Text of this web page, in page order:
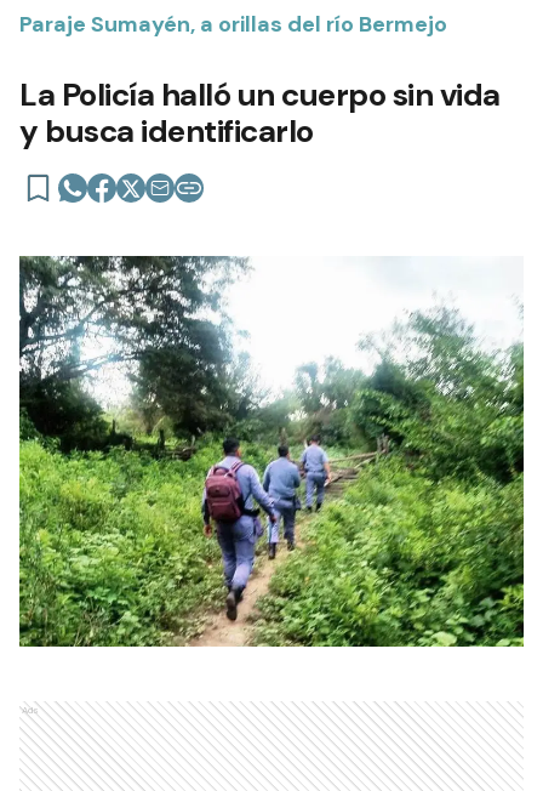
Paraje Sumayén, a orillas del río Bermejo
La Policía halló un cuerpo sin vida
y busca identificarlo
Ads